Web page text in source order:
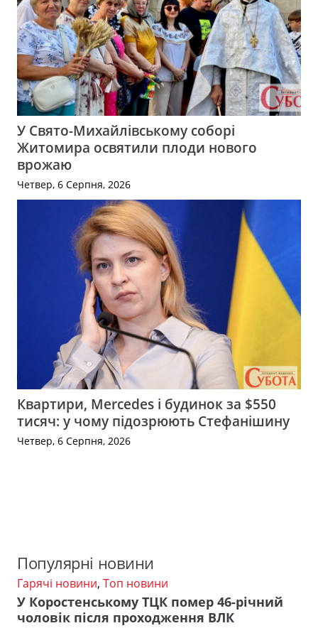
У Свято-Михайлівському соборі
Житомира освятили плоди нового
врожаю
Четвер, 6 Серпня, 2026
Квартири, Mercedes і будинок за $550
тисяч: у чому підозрюють Стефанішину
Четвер, 6 Серпня, 2026
Популярні новини
Гарячі новини, Топ новини
У Коростенському ТЦК помер 46-річний
чоловік після проходження ВЛК